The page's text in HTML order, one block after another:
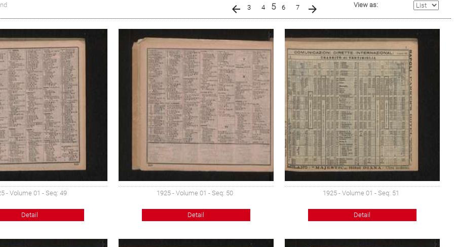
3 4 5(current)
6 7 View as:
- Volume 01 - Seq: 49
Detail
1925 - Volume 01 - Seq: 50
Detail
1925 - Volume 01 - Seq: 51
Detail